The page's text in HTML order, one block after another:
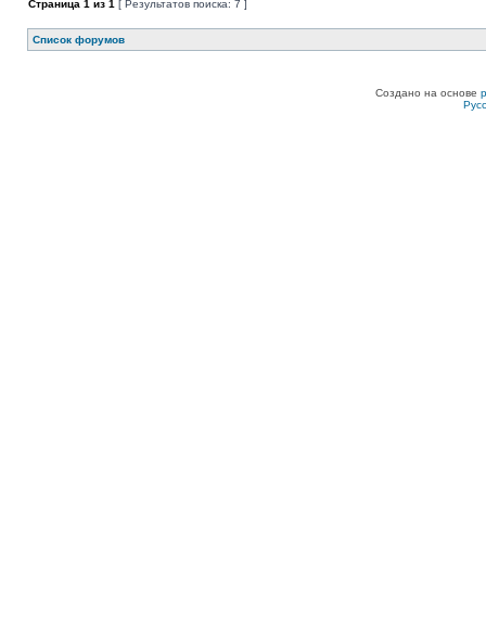
Страница 1 из 1 [ Результатов поиска: 7 ]
Список форумов
Создано на основе